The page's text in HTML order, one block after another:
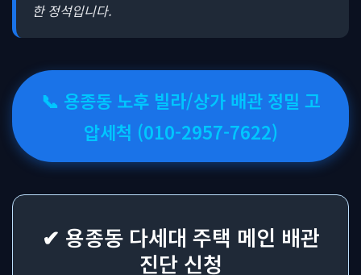
한 정석입니다.
📞 용종동 노후 빌라/상가 배관 정밀 고
압세척 (010-2957-7622)
✔ 용종동 다세대 주택 메인 배관
진단 신청